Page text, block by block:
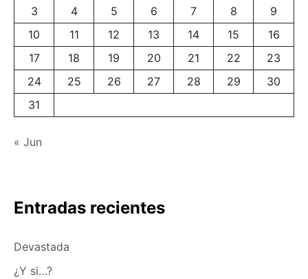
3
4 5 6 7 8
9
10
11 12 13 14 15
16
17
18 19 20 21 22
23
24
25 26 27 28 29
30
31
« Jun
Entradas recientes
Devastada
¿Y si…?